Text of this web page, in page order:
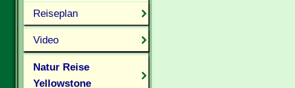
Reiseplan
Video
Natur Reise
Yellowstone